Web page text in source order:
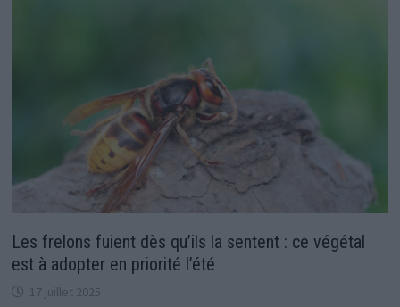
Les frelons fuient dès qu’ils la sentent : ce végétal
est à adopter en priorité l’été
17 juillet 2025